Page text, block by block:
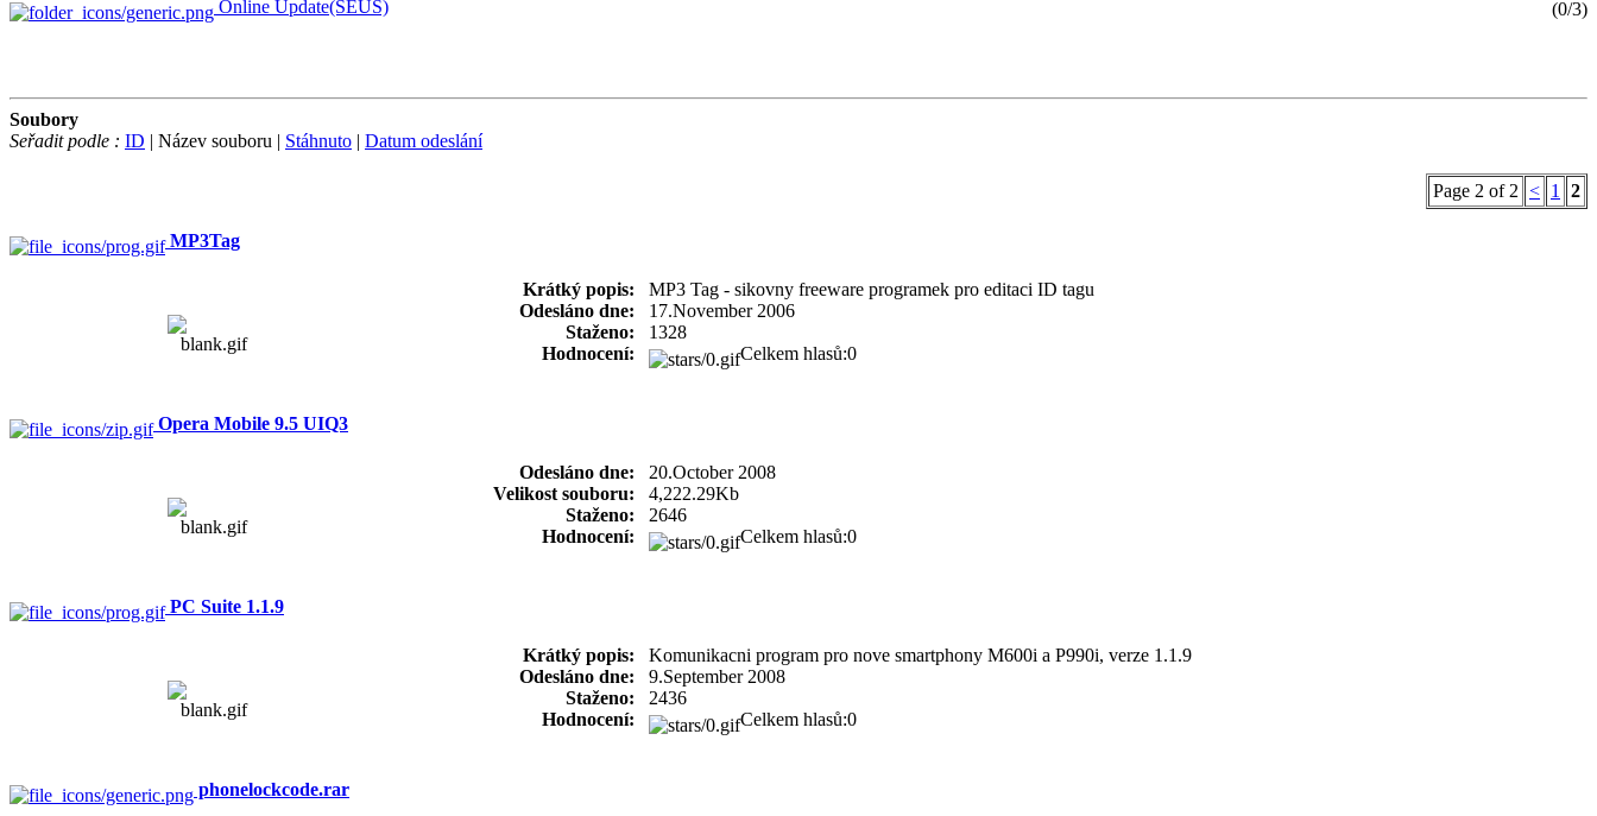
Online Update(SEUS) (0/3)
Soubory
Seřadit podle : ID | Název souboru | Stáhnuto | Datum odeslání
Page 2 of 2 < 1 2
MP3Tag
Krátký popis:
MP3 Tag - sikovny freeware programek pro editaci ID tagu
Odesláno dne:
17.November 2006
Staženo:
1328
Hodnocení:
Celkem hlasů:0
Opera Mobile 9.5 UIQ3
Odesláno dne:
20.October 2008
Velikost souboru:
4,222.29Kb
Staženo:
2646
Hodnocení:
Celkem hlasů:0
PC Suite 1.1.9
Krátký popis:
Komunikacni program pro nove smartphony M600i a P990i, verze 1.1.9
Odesláno dne:
9.September 2008
Staženo:
2436
Hodnocení:
Celkem hlasů:0
phonelockcode.rar